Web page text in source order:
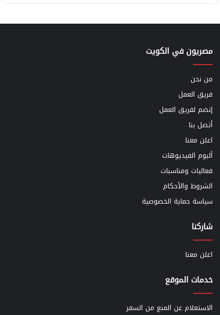
مصريون في الكويت
من نحن
فريق العمل
إنضم لفريق العمل
أتصل بنا
اعلن معنا
ألبوم الفيديوهات
فعاليات ومناسبات
الشروط والأحكام
سياسة حماية الخصوصية
شاركنا
اعلن معنا
خدمات الموقع
الاستعلام عن المنع من السفر